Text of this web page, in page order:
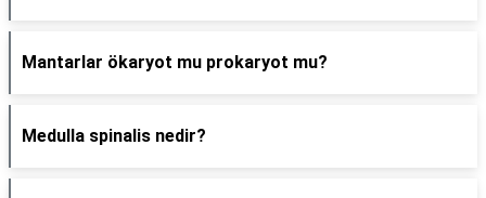
Mantarlar ökaryot mu prokaryot mu?
Medulla spinalis nedir?